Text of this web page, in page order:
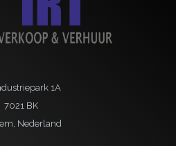
1A
7021 BK
Nederland